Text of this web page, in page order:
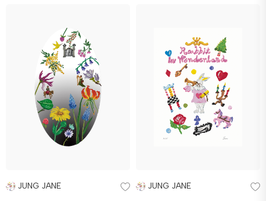
JUNG JANE JUNG JANE